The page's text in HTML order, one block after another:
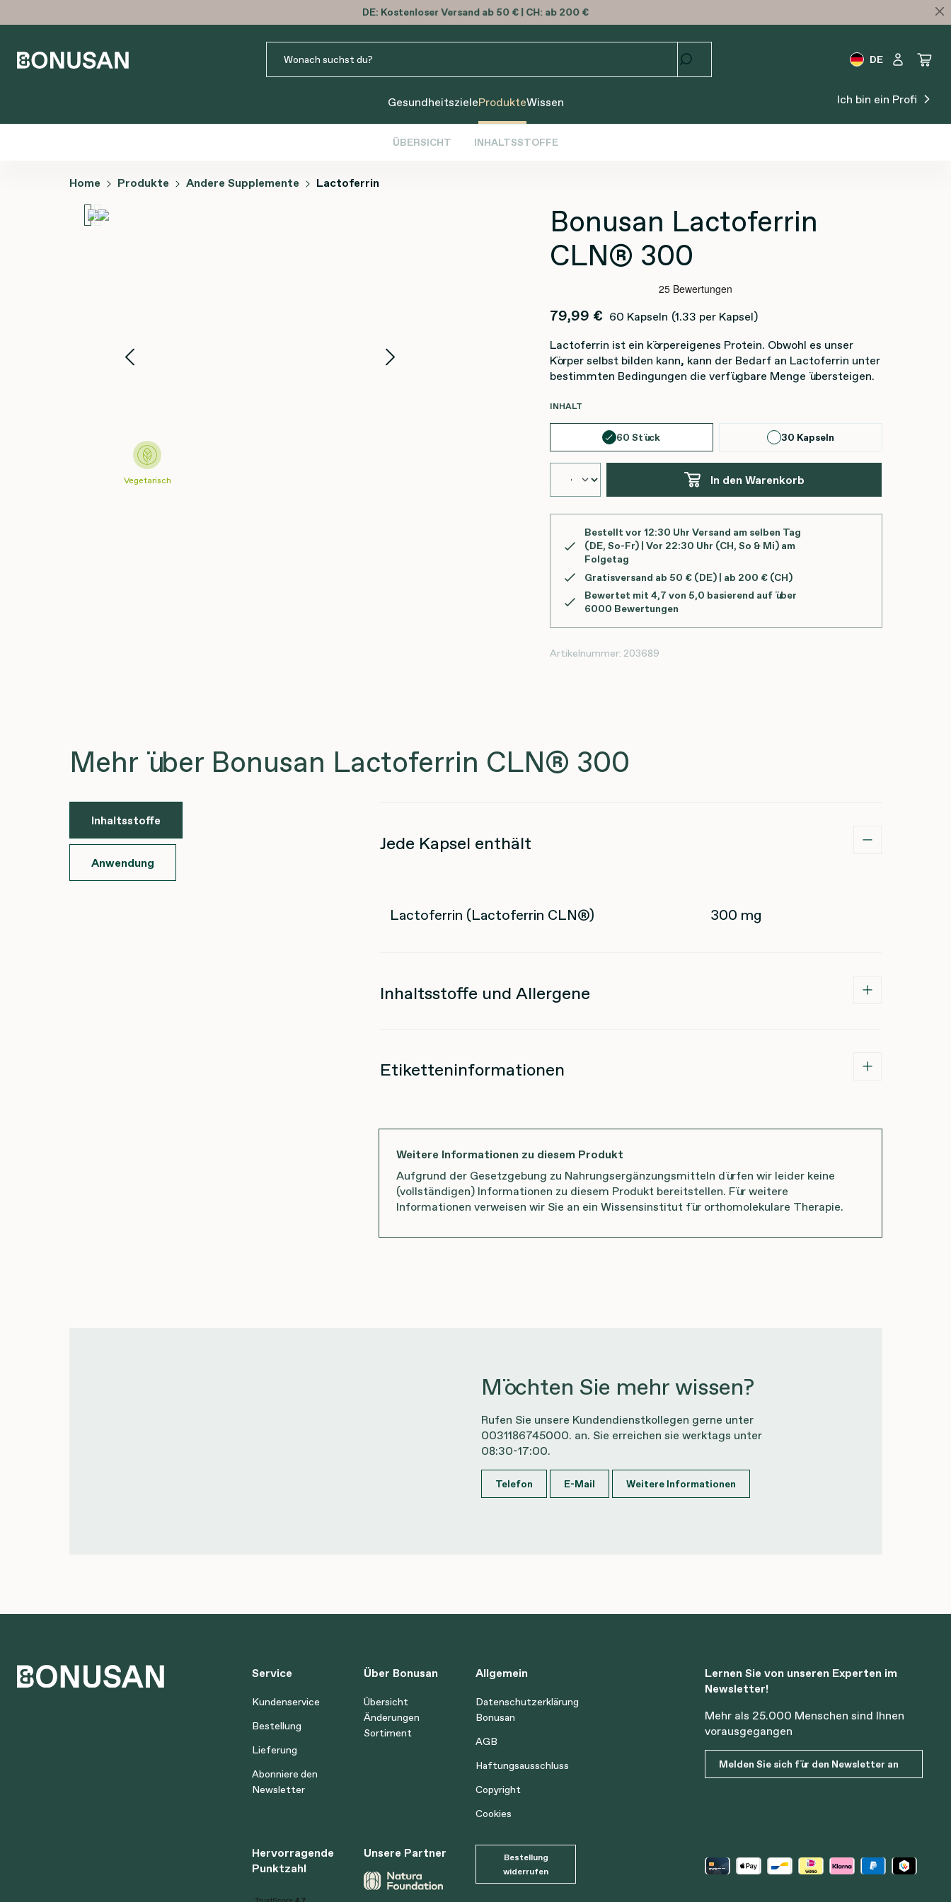
DE: KostenloserVersand ab 50 € | CH: ab 200 €
DE
GesundheitszieleProdukteWissen Ich bin ein Profi
ÜBERSICHT INHALTSSTOFFE
Home Produkte Andere Supplemente
Lactoferrin
Bildergalerie überspringen
Vegetarisch
Bonusan Lactoferrin
CLN® 300
79,99 € 60 Kapseln (1.33 per Kapsel)
Lactoferrin ist ein körpereigenes Protein. Obwohl es unser
Körper selbst bilden kann, kann der Bedarf an Lactoferrin unter
bestimmten Bedingungen die verfügbare Menge übersteigen.
INHALT
60 Stück 30 Kapseln
In den Warenkorb
Bestellt vor 12:30 Uhr Versand am selben Tag
(DE, So-Fr) | Vor 22:30 Uhr (CH, So & Mi) am
Folgetag
Gratisversand ab 50 € (DE) | ab 200 € (CH)
Bewertet mit 4,7 von 5,0 basierend auf über
6000 Bewertungen
Artikelnummer: 203689
Mehr über Bonusan Lactoferrin CLN® 300
Inhaltsstoffe
Anwendung
Jede Kapsel enthält
Lactoferrin (Lactoferrin CLN®) 300 mg
Inhaltsstoffe und Allergene
Etiketteninformationen
Weitere Informationen zu diesem Produkt
Aufgrund der Gesetzgebung zu Nahrungsergänzungsmitteln dürfen wir leider keine
(vollständigen) Informationen zu diesem Produkt bereitstellen. Für weitere
Informationen verweisen wir Sie an ein Wissensinstitut für orthomolekulare Therapie.
Möchten Sie mehr wissen?
Rufen Sie unsere Kundendienstkollegen gerne unter
0031186745000. an. Sie erreichen sie werktags unter
08:30-17:00.
Telefon E-Mail Weitere Informationen
Service
Kundenservice
Bestellung
Lieferung
Abonniere den
Newsletter
Über Bonusan
Übersicht
Änderungen
Sortiment
Allgemein
Datenschutzerklärung
Bonusan
AGB
Haftungsausschluss
Copyright
Cookies
Hervorragende
Punktzahl
Unsere Partner
Bestellung
widerrufen
Lernen Sie von unseren Experten im
Newsletter!
Mehr als 25.000 Menschen sind Ihnen
vorausgegangen
Melden Sie sich für den Newsletter an